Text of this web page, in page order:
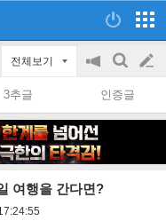
전체보기
공
on/off
검
색
글
쓰
3추글 인증글
여행을 간다면?